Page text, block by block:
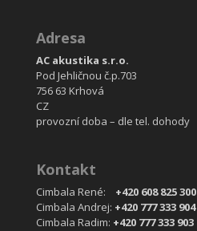
Adresa
AC akustika s.r.o.
Pod Jehličnou č.p.703
756 63 Krhová
CZ
provozní doba – dle tel. dohody
Kontakt
Cimbala René: +420 608 825 300
Cimbala Andrej: +420 777 333 904
Cimbala Radim: +420 777 333 903